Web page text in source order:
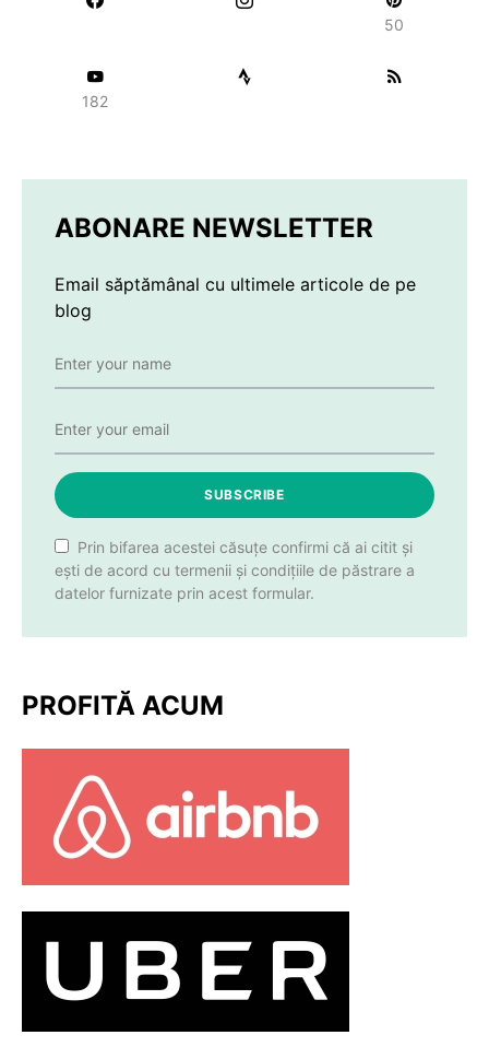
50
182
ABONARE NEWSLETTER
Email săptămânal cu ultimele articole de pe
blog
SUBSCRIBE
Prin bifarea acestei căsuțe confirmi că ai citit și
ești de acord cu termenii și condițiile de păstrare a
datelor furnizate prin acest formular.
PROFITĂ ACUM